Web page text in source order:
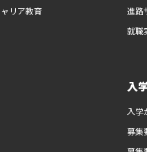
リア教育
進路
就職
入
入学
募集